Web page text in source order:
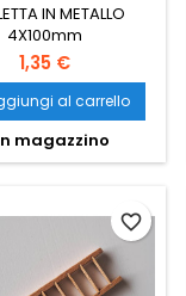
IN METALLO
4X100mm
1,35 €
al carrello
magazzino
favorite_border